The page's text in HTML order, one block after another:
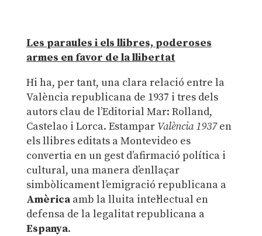
Les paraules i els llibres, poderoses
armes en favor de la llibertat
Hi ha, per tant, una clara relació entre la
València republicana de 1937 i tres dels
autors clau de l’Editorial Mar: Rolland,
Castelao i Lorca. Estampar València 1937en
els llibres editats a Montevideo es
convertia en un gest d’afirmació política i
cultural, una manera d’enllaçar
simbòlicament l’emigració republicana a
Amèricaamb la lluita intel·lectual en
defensa de la legalitat republicana a
Espanya.